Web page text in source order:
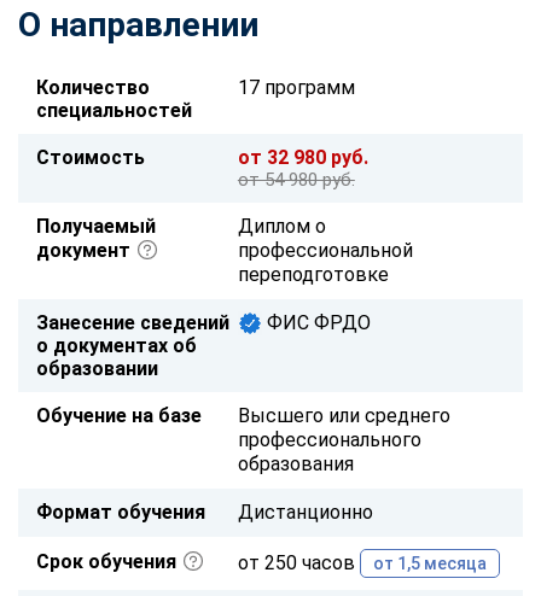
О направлении
Количество
специальностей
17 программ
Стоимость от 32 980 руб.
от 54 980 руб.
Получаемый
документ
Диплом о
профессиональной
переподготовке
Занесение сведений
о документах об
образовании
ФИС ФРДО
Обучение на базе
Высшего или среднего
профессионального
образования
Формат обучения Дистанционно
Срок обучения от 250 часов от 1,5 месяца